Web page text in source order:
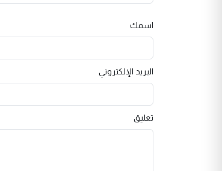
اسمك
البريد الإلكتروني
تعليق